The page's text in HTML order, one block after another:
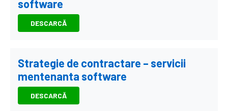
software
DESCARCĂ
Strategie de contractare – servicii
mentenanta software
DESCARCĂ